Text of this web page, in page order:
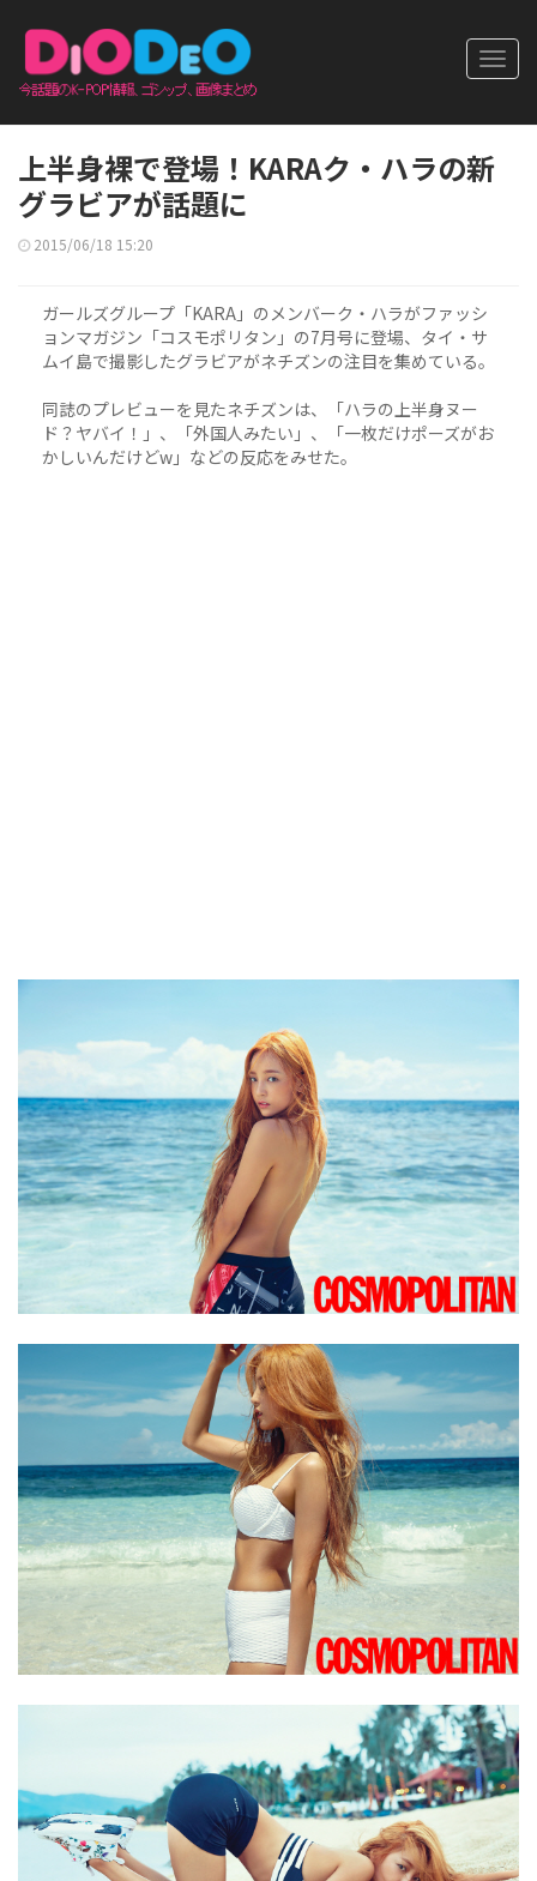
上半身裸で登場！KARAク・ハラの新
グラビアが話題に
2015/06/18 15:20
ガールズグループ「KARA」のメンバーク・ハラがファッシ
ョンマガジン「コスモポリタン」の7月号に登場、タイ・サ
ムイ島で撮影したグラビアがネチズンの注目を集めている。
同誌のプレビューを見たネチズンは、「ハラの上半身ヌー
ド？ヤバイ！」、「外国人みたい」、「一枚だけポーズがお
かしいんだけどw」などの反応をみせた。